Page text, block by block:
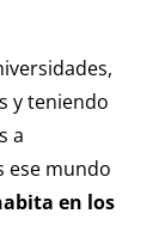
y teniendo
a
ese mundo
en los